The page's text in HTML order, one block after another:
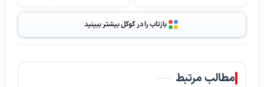
بازتاب را در گوگل بیشتر ببینید
مطالب مرتبط